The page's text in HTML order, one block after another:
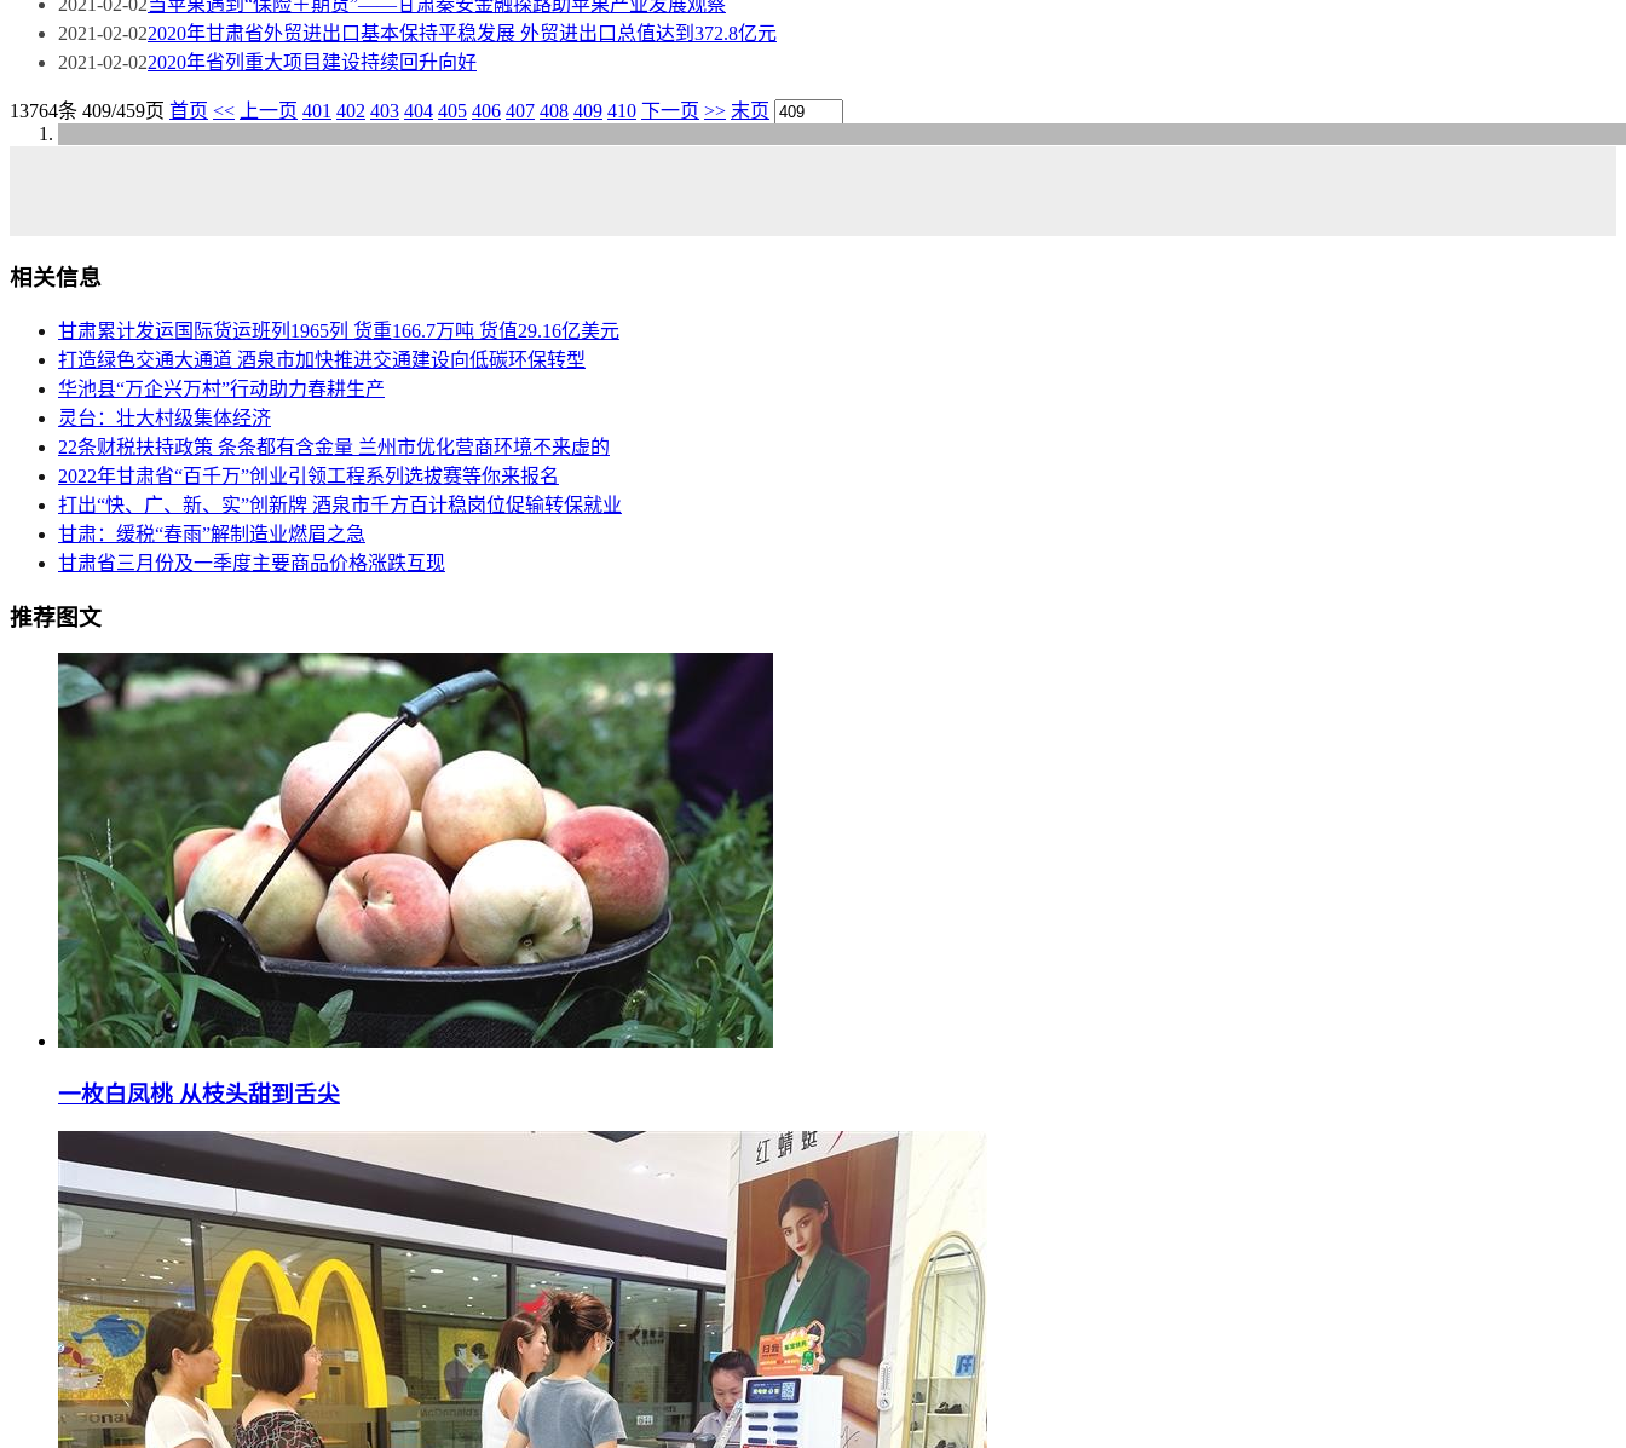
2021-02-02当苹果遇到“保险＋期货”——甘肃秦安金融探路助苹果产业发展观察
2021-02-022020年甘肃省外贸进出口基本保持平稳发展 外贸进出口总值达到372.8亿元
2021-02-022020年省列重大项目建设持续回升向好
13764条 409/459页 首页 << 上一页 401 402 403 404 405 406 407 408 409 410 下一页 >> 末页
相关信息
甘肃累计发运国际货运班列1965列 货重166.7万吨 货值29.16亿美元
打造绿色交通大通道 酒泉市加快推进交通建设向低碳环保转型
华池县“万企兴万村”行动助力春耕生产
灵台：壮大村级集体经济
22条财税扶持政策 条条都有含金量 兰州市优化营商环境不来虚的
2022年甘肃省“百千万”创业引领工程系列选拔赛等你来报名
打出“快、广、新、实”创新牌 酒泉市千方百计稳岗位促输转保就业
甘肃：缓税“春雨”解制造业燃眉之急
甘肃省三月份及一季度主要商品价格涨跌互现
推荐图文
一枚白凤桃 从枝头甜到舌尖